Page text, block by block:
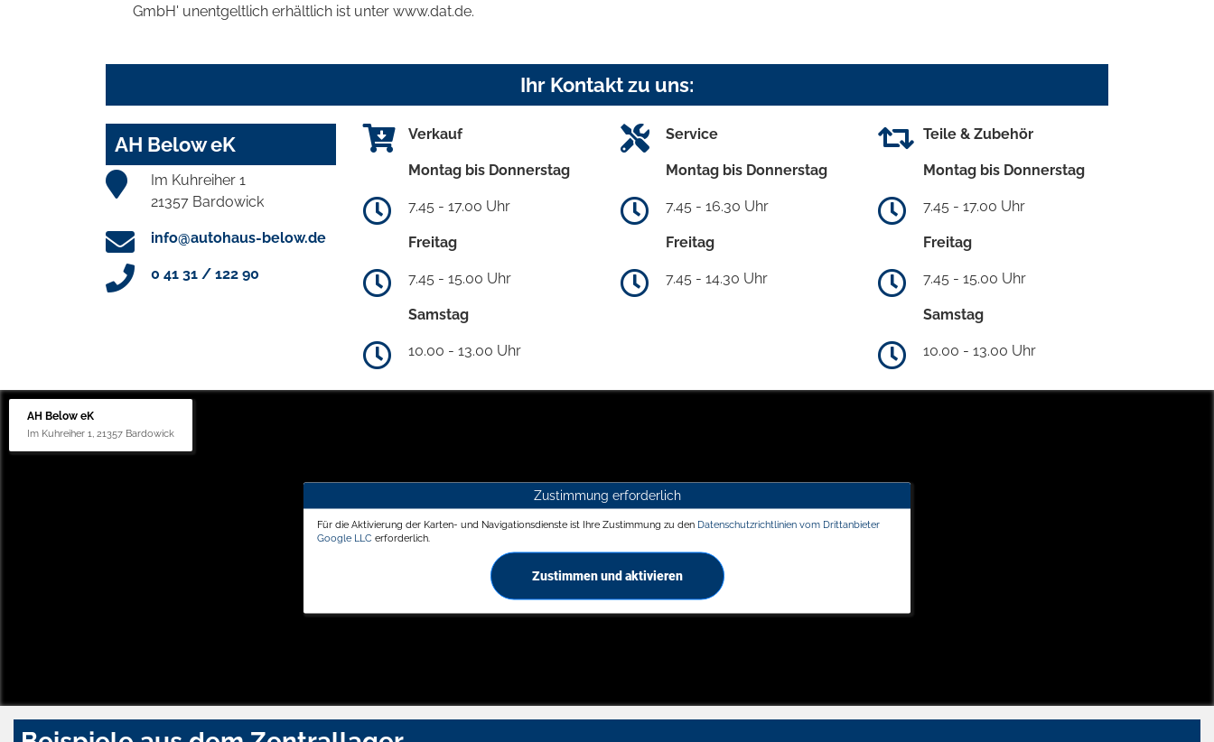
GmbH' unentgeltlich erhältlich ist unter www.dat.de.
Ihr Kontakt zu uns:
AH Below eK
Im Kuhreiher 1
21357 Bardowick
info@autohaus-below.de
0 41 31 / 122 90
Verkauf
Montag bis Donnerstag
7.45 - 17.00 Uhr
Freitag
7.45 - 15.00 Uhr
Samstag
10.00 - 13.00 Uhr
Service
Montag bis Donnerstag
7.45 - 16.30 Uhr
Freitag
7.45 - 14.30 Uhr
Teile & Zubehör
Montag bis Donnerstag
7.45 - 17.00 Uhr
Freitag
7.45 - 15.00 Uhr
Samstag
10.00 - 13.00 Uhr
AH Below eK
Im Kuhreiher 1, 21357 Bardowick
Zustimmung erforderlich
Für die Aktivierung der Karten- und Navigationsdienste ist Ihre Zustimmung zu den Datenschutzrichtlinien vom Drittanbieter
Google LLC erforderlich.
Zustimmen und aktivieren